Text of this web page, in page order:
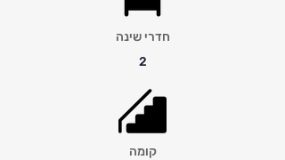
חדרי שינה
2
קומה